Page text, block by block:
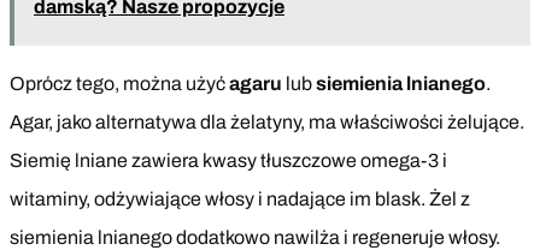
damską? Nasze propozycje
Oprócz tego, można użyćagaru lubsiemienia lnianego.
Agar, jako alternatywa dla żelatyny, ma właściwości żelujące.
Siemię lniane zawiera kwasy tłuszczowe omega-3 i
witaminy, odżywiające włosy i nadające im blask. Żel z
siemienia lnianego dodatkowo nawilża i regeneruje włosy.